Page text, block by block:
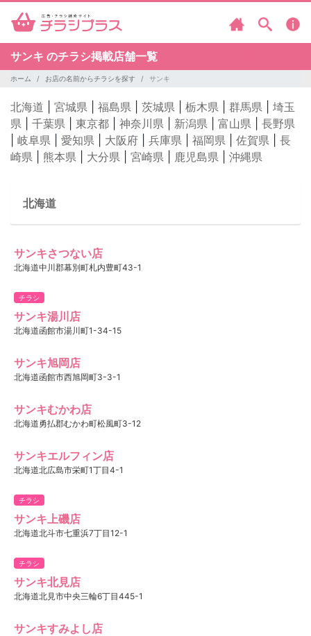
サンキ のチラシ掲載店舗一覧
ホーム お店の名前からチラシを探す サンキ
北海道 宮城県 福島県 茨城県 栃木県 群馬県
埼玉
県
千葉県 東京都 神奈川県 新潟県 富山県
長野県
岐阜県 愛知県 大阪府 兵庫県 福岡県 佐賀県
長
崎県
熊本県 大分県 宮崎県 鹿児島県 沖縄県
北海道
サンキさつない店
北海道中川郡幕別町札内豊町43-1
チラシ
サンキ湯川店
北海道函館市湯川町1-34-15
サンキ旭岡店
北海道函館市西旭岡町3-3-1
サンキむかわ店
北海道勇払郡むかわ町松風町3-12
サンキエルフィン店
北海道北広島市栄町1丁目4-1
チラシ
サンキ上磯店
北海道北斗市七重浜7丁目12-1
チラシ
サンキ北見店
北海道北見市中央三輪6丁目445-1
サンキすみよし店